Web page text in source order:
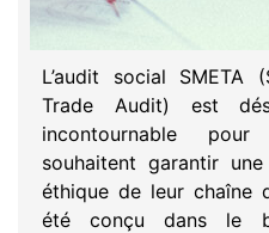
L’audit social SMETA
Trade Audit) est
incontournable
souhaitent garantir
éthique de leur chaîne
été conçu dans le